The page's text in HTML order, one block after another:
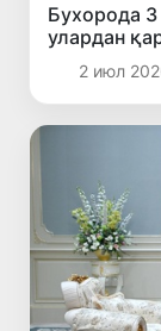
Бухорода
улардан
шахс2 июл